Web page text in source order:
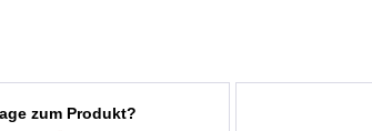
zum Produkt?